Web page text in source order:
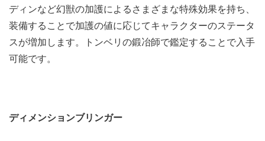
ディンなど幻獣の加護によるさまざまな特殊効果を持ち、
装備することで加護の値に応じてキャラクターのステータ
スが増加します。トンベリの鍛冶師で鑑定することで入手
可能です。
ディメンションブリンガー